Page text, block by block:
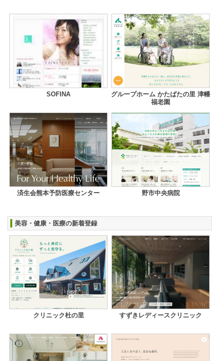
SOFINA
グループホーム かたばたの里 津幡
福老園
済生会熊本予防医療センター 野市中央病院
美容・健康・医療の新着登録
クリニック杜の里 すずきレディースクリニック